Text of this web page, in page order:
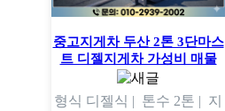
중고지게차 두산 2톤 3단마스
트 디젤지게차 가성비 매물
형식 디젤식 | 톤수 2톤 | 지